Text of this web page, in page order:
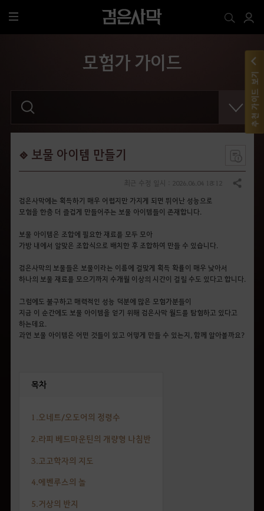
전
모험가 가이드
를
입
보물 아이템 만들기
공유하기
검은사막에는 획득하기 매우 어렵지만 가지게 되면 뛰어난 성능으로
모험을 한층 더 즐겁게 만들어주는 보물 아이템들이 존재합니다.
보물 아이템은 조합에 필요한 재료를 모두 모아
가방 내에서 알맞은 조합식으로 배치한 후 조합하여 만들 수 있습니다.
검은사막의 보물들은 보물이라는 이름에 걸맞게 획득 확률이 매우 낮아서
하나의 보물 재료를 모으기까지 수개월 이상의 시간이 걸릴 수도 있다고 합니다.
그럼에도 불구하고 매력적인 성능 덕분에 많은 모험가분들이
지금 이 순간에도 보물 아이템을 얻기 위해 검은사막 월드를 탐험하고 있다고
하는데요.
과연 보물 아이템은 어떤 것들이 있 고 어떻게 만들 수 있는지 함께 알아볼까요?
목차
1.오네트/오도어의 정령수
2.라피 베드마운틴의 개량형 나침반
3.고고학자의 지도
4.에벤루스의 놀
5.거상의 반지
추천 가이드 보기